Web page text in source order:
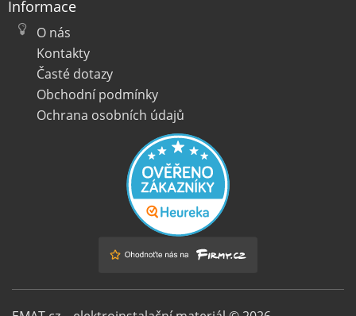
Informace
O nás
Kontakty
Časté dotazy
Obchodní podmínky
Ochrana osobních údajů